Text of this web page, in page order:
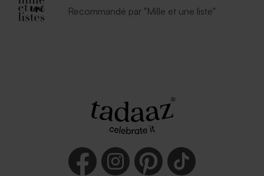
Recommandé par "Mille et une liste"